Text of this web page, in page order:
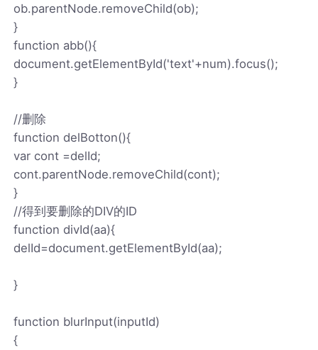
ob.parentNode.removeChild(ob);
}
function abb(){
document.getElementById('text'+num).focus();
}
//删除
function delBotton(){
var cont =delId;
cont.parentNode.removeChild(cont);
}
//得到要删除的DIV的ID
function divId(aa){
delId=document.getElementById(aa);
}
function blurInput(inputId)
{